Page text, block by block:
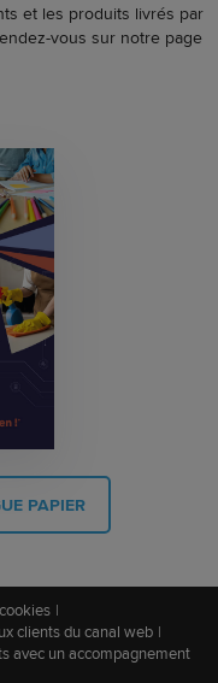
et les produits livrés par
vous sur notre page
PAPIER
clients du canal web
avec un accompagnement